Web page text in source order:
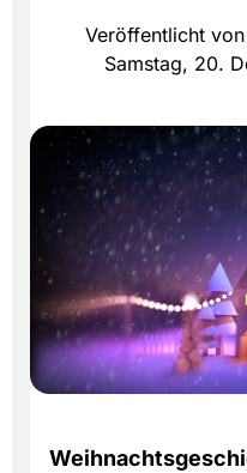
Veröffentlicht
Samstag, 20.